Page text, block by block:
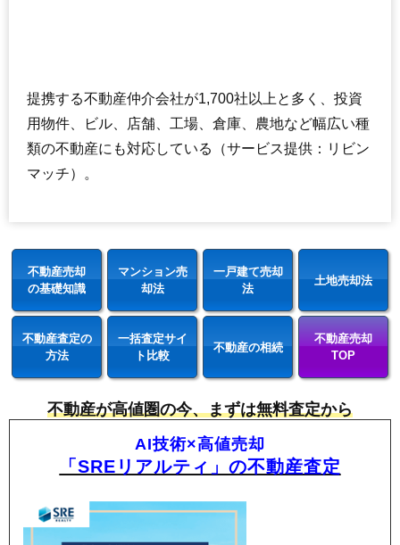
提携する不動産仲介会社が1,700社以上と多く、投資
用物件、ビル、店舗、工場、倉庫、農地など幅広い種
類の不動産にも対応している（サービス提供：リビン
マッチ）。
不動産売却
の基礎知識
マンション売
却法
一戸建て売却
法
土地売却法
不動産査定の
方法
一括査定サイ
ト比較
不動産の相続
不動産売却
TOP
不動産が高値圏の今、まずは無料査定から
AI技術×高値売却
「SREリアルティ」の不動産査定